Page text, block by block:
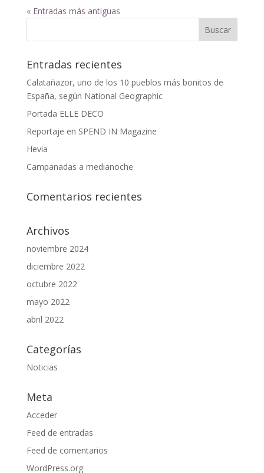
« Entradas más antiguas
Entradas recientes
Calatañazor, uno de los 10 pueblos más bonitos de
España, según National Geographic
Portada ELLE DECO
Reportaje en SPEND IN Magazine
Hevia
Campanadas a medianoche
Comentarios recientes
Archivos
noviembre 2024
diciembre 2022
octubre 2022
mayo 2022
abril 2022
Categorías
Noticias
Meta
Acceder
Feed de entradas
Feed de comentarios
WordPress.org